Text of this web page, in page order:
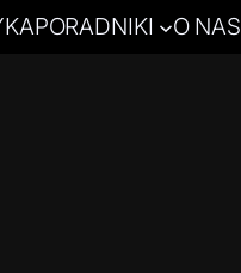
PORADNIKI O NAS